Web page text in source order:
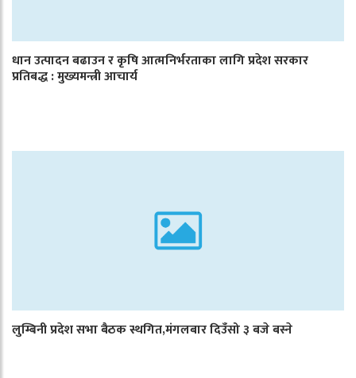
धान उत्पादन बढाउन र कृषि आत्मनिर्भरताका लागि प्रदेश सरकार
प्रतिबद्ध : मुख्यमन्त्री आचार्य
लुम्बिनी प्रदेश सभा बैठक स्थगित,मंगलबार दिउँसो ३ बजे बस्ने